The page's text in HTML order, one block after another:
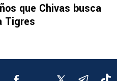
que Chivas busca
Tigres